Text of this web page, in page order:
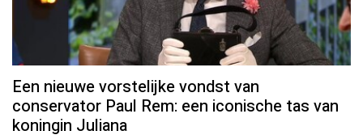
Een nieuwe vorstelijke vondst van
conservator Paul Rem: een iconische tas van
koningin Juliana